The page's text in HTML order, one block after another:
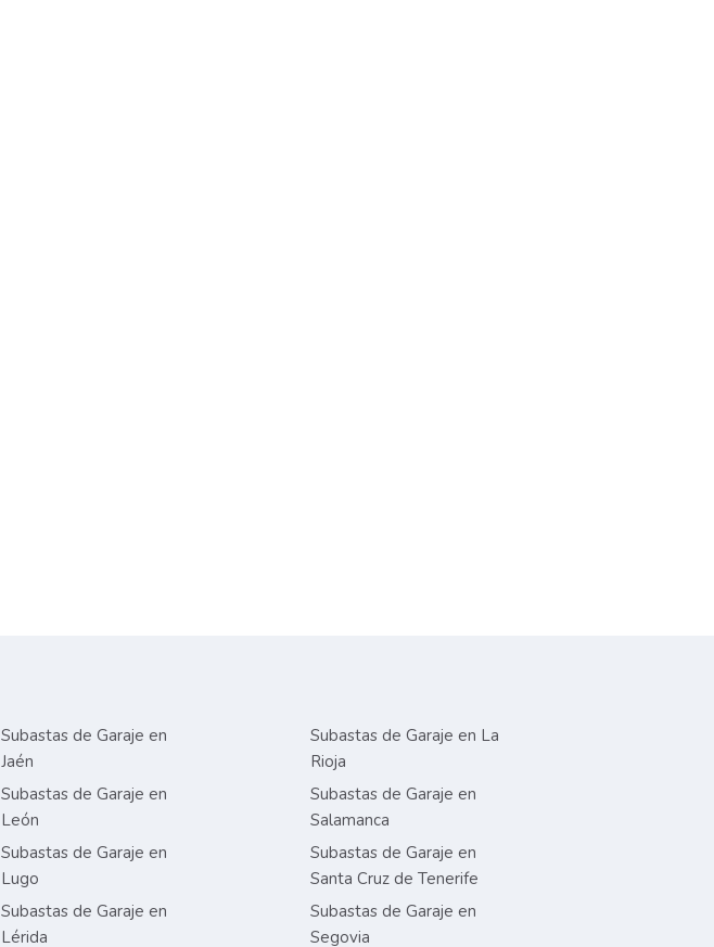
Subastas de Garaje en
Jaén
Subastas de Garaje en
León
Subastas de Garaje en
Lugo
Subastas de Garaje en
Lérida
Subastas de Garaje en La
Rioja
Subastas de Garaje en
Salamanca
Subastas de Garaje en
Santa Cruz de Tenerife
Subastas de Garaje en
Segovia